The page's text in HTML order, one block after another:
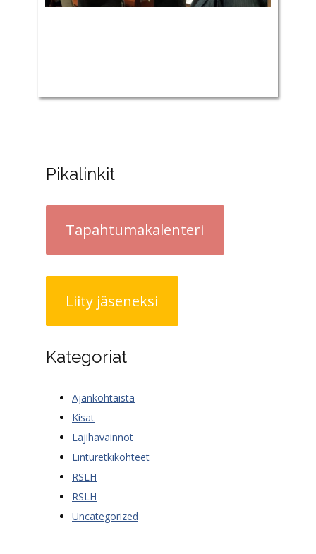
Pikalinkit
Tapahtumakalenteri
Liity jäseneksi
Kategoriat
Ajankohtaista
Kisat
Lajihavainnot
Linturetkikohteet
RSLH
RSLH
Uncategorized